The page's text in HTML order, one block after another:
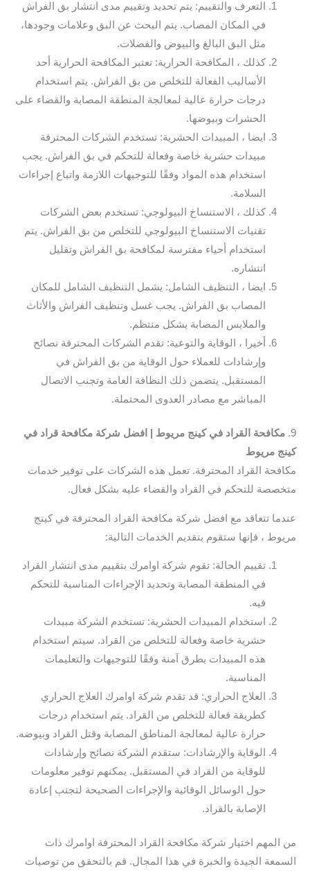
التعرف والتقييم: يتم تحديد وتقييم مدى انتشار بق الفراش
في المكان المصاب. يتم البحث عن البق وعلامات وجودها،
مثل البق البالغ والبيوض والفضلات.
كذلك ، المكافحة الحرارية: تعتبر المكافحة الحرارية أحد
الأساليب الفعالة للتخلص من بق الفراش. يتم استخدام
درجات حرارة عالية لمعالجة المنطقة المصابة والقضاء على
الحشرات وبيوضها.
ايضا ، المبيدات الحشرية: تستخدم الشركات المحترفة
مبيدات حشرية خاصة وفعالة للتحكم في بق الفراش. يجب
استخدام هذه المواد وفقًا للتوجيهات اللازمة واتباع إجراءات
السلامة.
كذلك ، الاستنساخ البيولوجي: تستخدم بعض الشركات
تقنيات الاستنساخ البيولوجي للتخلص من بق الفراش. يتم
استخدام أحياء مفترسة لمكافحة بق الفراش وتقليل
انتشاره.
ايضا ، التنظيف الشامل: يشمل التنظيف الشامل للمكان
المصاب بق الفراش. يجب غسل وتنظيف الفراش والأثاث
والملابس المصابة بشكل منتظم.
أخيرا ، الوقاية والتوعية: تقدم الشركات المحترفة نصائح
وإرشادات للعملاء حول الوقاية من بق الفراش في
المستقبل. يتضمن ذلك النظافة العامة وتجنب الاتصال
المباشر مع مصادر العدوى المحتملة.
9. مكافحة القراد في كينج مريوط | افضل شركة مكافحة قراد في
كينج مريوط
مكافحة القراد المحترفة. تعمل هذه الشركات على توفير خدمات
متخصصة للتحكم في القراد والقضاء عليه بشكل فعال.
عندما تتعاقد مع افضل شركة مكافحة القراد المحترفة في كينج
مريوط ، فإنها ستقوم بتقديم الخدمات التالية:
تقييم الحالة: تقوم شركة اوامرك بتقييم مدى انتشار القراد
في المنطقة المصابة وتحديد الإجراءات المناسبة للتحكم
فيه.
استخدام المبيدات الحشرية: تستخدم الشركة مبيدات
حشرية خاصة وفعالة للتخلص من القراد. سيتم استخدام
هذه المبيدات بطرق آمنة وفقًا للتوجيهات والتعليمات
المناسبة.
العلاج الحراري: قد تقدم شركة اوامرك العلاج الحراري
كطريقة فعالة للتخلص من القراد. يتم استخدام درجات
حرارة عالية لمعالجة المناطق المصابة وقتل القراد وبيوضه.
الوقاية والإرشادات: ستقدم الشركة نصائح وإرشادات
للوقاية من القراد في المستقبل. يمكنهم توفير معلومات
حول الوسائل الوقائية والإجراءات الصحيحة لتجنب إعادة
الإصابة بالقراد.
من المهم اختيار شركة مكافحة القراد المحترفة اوامرك ذات
السمعة الجيدة والخبرة في هذا المجال. قم بالتحقق من توصيات